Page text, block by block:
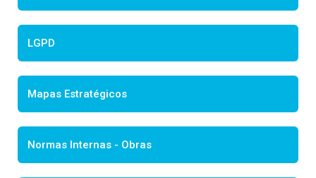
LGPD
Mapas Estratégicos
Normas Internas - Obras